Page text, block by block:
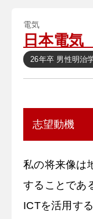
電気
日本電気
26年卒 男性明治
志望動機
私の将来像は
することであ
ICTを活用す